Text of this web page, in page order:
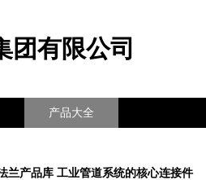
团有限公司
产品大全
兰产品库 工业管道系统的核心连接件